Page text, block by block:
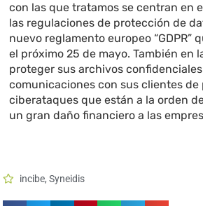
con las que tratamos se centran en
las regulaciones de protección de
nuevo reglamento europeo “GDPR”
el próximo 25 de mayo. También en
proteger sus archivos
comunicaciones con sus clientes de
ciberataques que están a la orden
un gran daño financiero a las
incibe,Syneidis